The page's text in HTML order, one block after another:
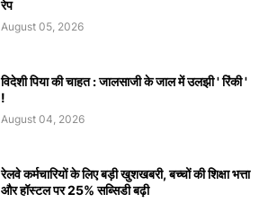
रेप
August 05, 2026
विदेशी पिया की चाहत : जालसाजी के जाल में उलझी ' रिंकी '
!
August 04, 2026
रेलवे कर्मचारियों के लिए बड़ी खुशखबरी, बच्चों की शिक्षा भत्ता
और हॉस्टल पर 25% सब्सिडी बढ़ी